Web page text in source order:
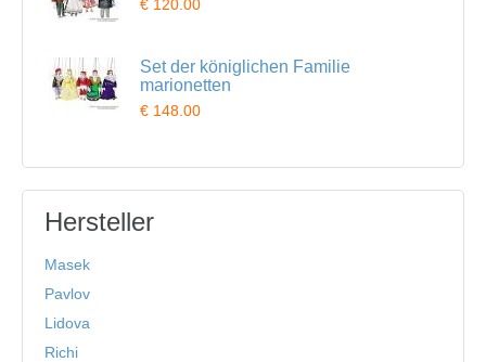
€ 120.00
Set der königlichen Familie
marionetten
€ 148.00
Hersteller
Masek
Pavlov
Lidova
Richi